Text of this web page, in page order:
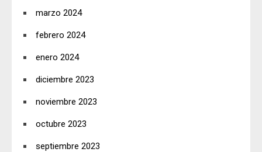
marzo 2024
febrero 2024
enero 2024
diciembre 2023
noviembre 2023
octubre 2023
septiembre 2023